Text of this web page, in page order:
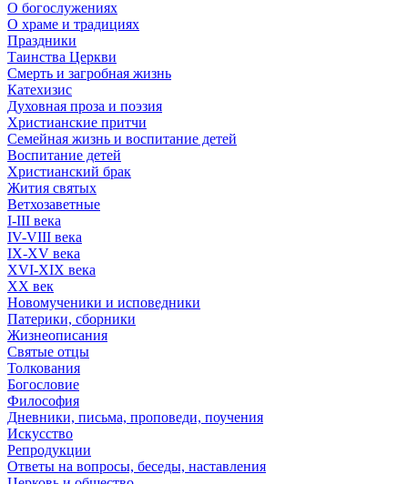
О богослужениях
О храме и традициях
Праздники
Таинства Церкви
Смерть и загробная жизнь
Катехизис
Духовная проза и поэзия
Христианские притчи
Семейная жизнь и воспитание детей
Воспитание детей
Христианский брак
Жития святых
Ветхозаветные
I-III века
IV-VIII века
IX-XV века
XVI-XIX века
XX век
Новомученики и исповедники
Патерики, сборники
Жизнеописания
Святые отцы
Толкования
Богословие
Философия
Дневники, письма, проповеди, поучения
Искусство
Репродукции
Ответы на вопросы, беседы, наставления